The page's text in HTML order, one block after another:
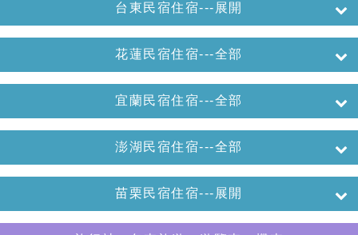
台東民宿住宿---展開
花蓮民宿住宿---全部
宜蘭民宿住宿---全部
澎湖民宿住宿---全部
苗栗民宿住宿---展開